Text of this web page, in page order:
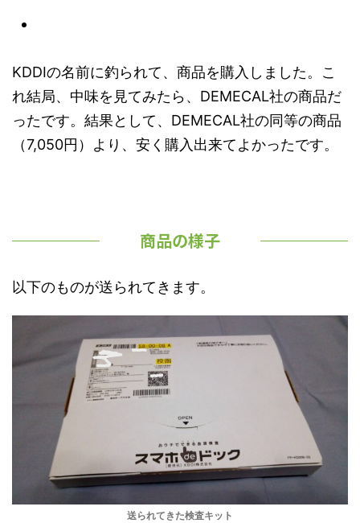
KDDIの名前に釣られて、商品を購入しました。こ
れ結局、中味を見てみたら、DEMECAL社の商品だ
ったです。結果として、DEMECAL社の同等の商品
（7,050円）より、安く購入出来てよかったです。
商品の様子
以下のものが送られてきます。
送られてきた検査キット